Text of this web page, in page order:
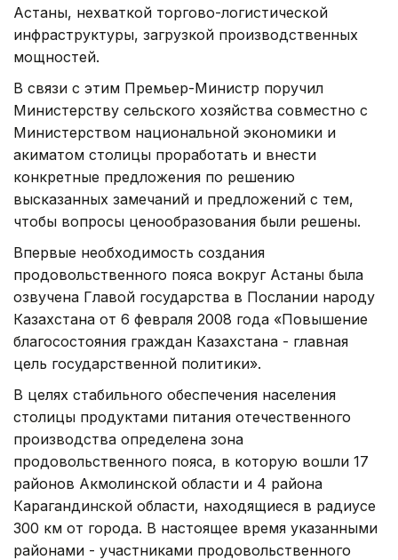
Астаны, нехваткой торгово-логистической
инфраструктуры, загрузкой производственных
мощностей.
В связи с этим Премьер-Министр поручил
Министерству сельского хозяйства совместно с
Министерством национальной экономики и
акиматом столицы проработать и внести
конкретные предложения по решению
высказанных замечаний и предложений с тем,
чтобы вопросы ценообразования были решены.
Впервые необходимость создания
продовольственного пояса вокруг Астаны была
озвучена Главой государства в Послании народу
Казахстана от 6 февраля 2008 года «Повышение
благосостояния граждан Казахстана - главная
цель государственной политики».
В целях стабильного обеспечения населения
столицы продуктами питания отечественного
производства определена зона
продовольственного пояса, в которую вошли 17
районов Акмолинской области и 4 района
Карагандинской области, находящиеся в радиусе
300 км от города. В настоящее время указанными
районами - участниками продовольственного